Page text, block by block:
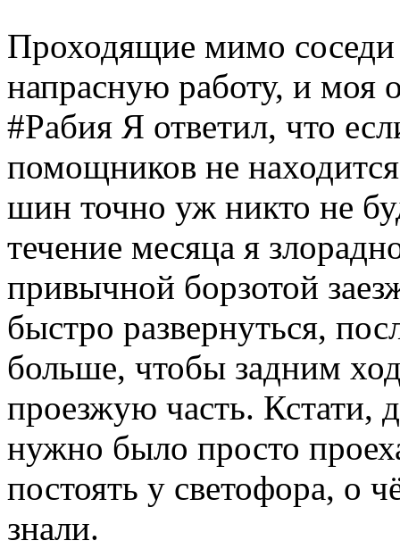
Проходящие мимо
напрасную работу, и моя
#Рабия Я ответил, что
помощников не
шин точно уж никто не
течение месяца я
привычной борзотой
быстро развернуться,
больше, чтобы задним
проезжую часть. Кстати,
нужно было просто
постоять у светофора, о
знали.